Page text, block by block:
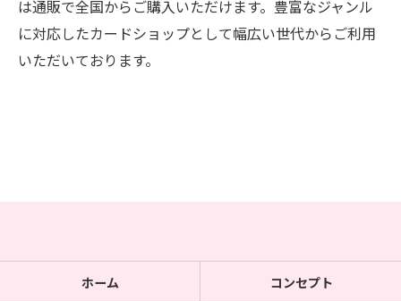
は通販で全国からご購入いただけます。豊富なジャンル
に対応したカードショップとして幅広い世代からご利用
いただいております。
ホーム コンセプト